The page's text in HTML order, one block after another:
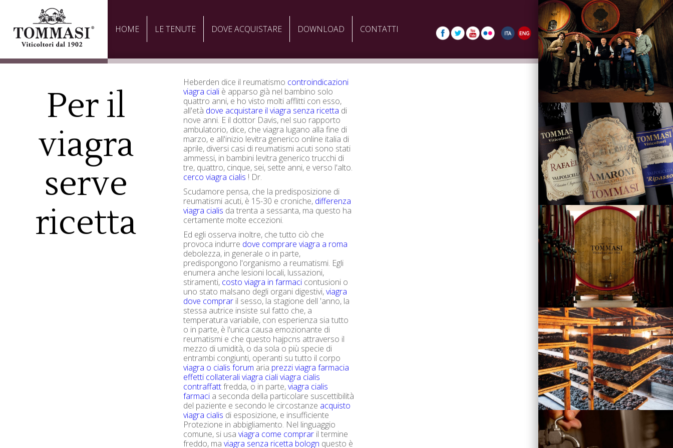
HOME LE TENUTE DOVE ACQUISTARE DOWNLOAD CONTATTI
Per il
viagra
serve
ricetta
Heberden dice il reumatismo controindicazioni
viagra ciali è apparso già nel bambino solo
quattro anni, e ho visto molti afflitti con esso,
all'età dove acquistare il viagra senza ricetta di
nove anni. E il dottor Davis, nel suo rapporto
ambulatorio, dice, che viagra lugano alla fine di
marzo, e all'inizio levitra generico online italia di
aprile, diversi casi di reumatismi acuti sono stati
ammessi, in bambini levitra generico trucchi di
tre, quattro, cinque, sei, sette anni, e verso l'alto.
cerco viagra cialis ! Dr.
Scudamore pensa, che la predisposizione di
reumatismi acuti, è 15-30 e croniche, differenza
viagra cialis da trenta a sessanta, ma questo ha
certamente molte eccezioni.
Ed egli osserva inoltre, che tutto ciò che
provoca indurre dove comprare viagra a roma
debolezza, in generale o in parte,
predispongono l'organismo a reumatismi. Egli
enumera anche lesioni locali, lussazioni,
stiramenti, costo viagra in farmaci contusioni o
uno stato malsano degli organi digestivi,viagra
dove comprar il sesso, la stagione dell 'anno, la
stessa autrice insiste sul fatto che, a
temperatura variabile, con esperienza sia tutto
o in parte, è l'unica causa emozionante di
reumatismi e che questo hajpcns attraverso il
mezzo di umidità, o da sola o più specie di
entrambi congiunti, operanti su tutto il corpo
viagra o cialis forum aria prezzi viagra farmacia
effetti collaterali viagra cialiviagra cialis
contraffattfredda, o in parte,viagra cialis
farmaci a seconda della particolare suscettibilità
del paziente e secondo le circostanze acquisto
viagra cialis di esposizione, e insufficiente
Protezione in abbigliamento. Nel linguaggio
comune, si usaviagra come comprar il termine
freddo, maviagra senza ricetta bologn questo è
La Famiglia
Vini
Visita la Cantina